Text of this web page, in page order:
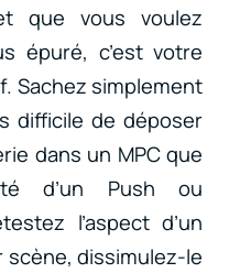
que vous voulez
épuré, c’est votre
Sachez simplement
difficile de déposer
dans un MPC que
d’un Push ou
l’aspect d’un
dissimulez-le